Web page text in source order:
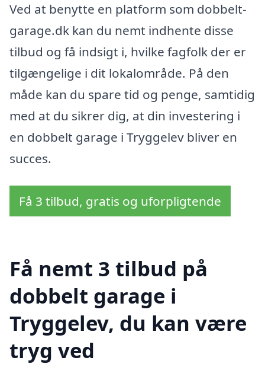
Ved at benytte en platform som dobbelt-
garage.dk kan du nemt indhente disse
tilbud og få indsigt i, hvilke fagfolk der er
tilgængelige i dit lokalområde. På den
måde kan du spare tid og penge, samtidig
med at du sikrer dig, at din investering i
en dobbelt garage i Tryggelev bliver en
succes.
Få 3 tilbud, gratis og uforpligtende
Få nemt 3 tilbud på
dobbelt garage i
Tryggelev, du kan være
tryg ved